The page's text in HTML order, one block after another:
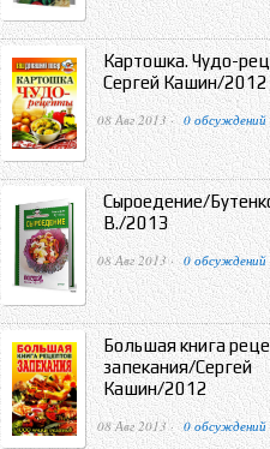
Картошка. Чудо-
Сергей Кашин/2012
08 Авг 2013 · 0 обсуждений
Сыроедение/
В./2013
08 Авг 2013 · 0 обсуждений
Большая книга
запекания/Сергей
Кашин/2012
08 Авг 2013 · 0 обсуждений